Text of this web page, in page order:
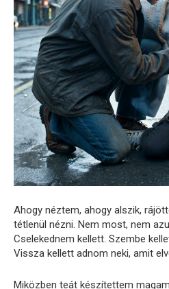
Ahogy néztem, ahogy alszik,
tétlenül nézni. Nem most, nem
Cselekednem kellett. Szembe
Vissza kellett adnom neki, amit
Miközben teát készítettem